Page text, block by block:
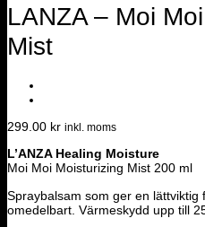
LANZA – Moi
Mist
299.00 kr inkl. moms
L’ANZA Healing Moisture
Moi Moi Moisturizing Mist 200 ml
Spraybalsam som ger en lättviktig
omedelbart. Värmeskydd upp till